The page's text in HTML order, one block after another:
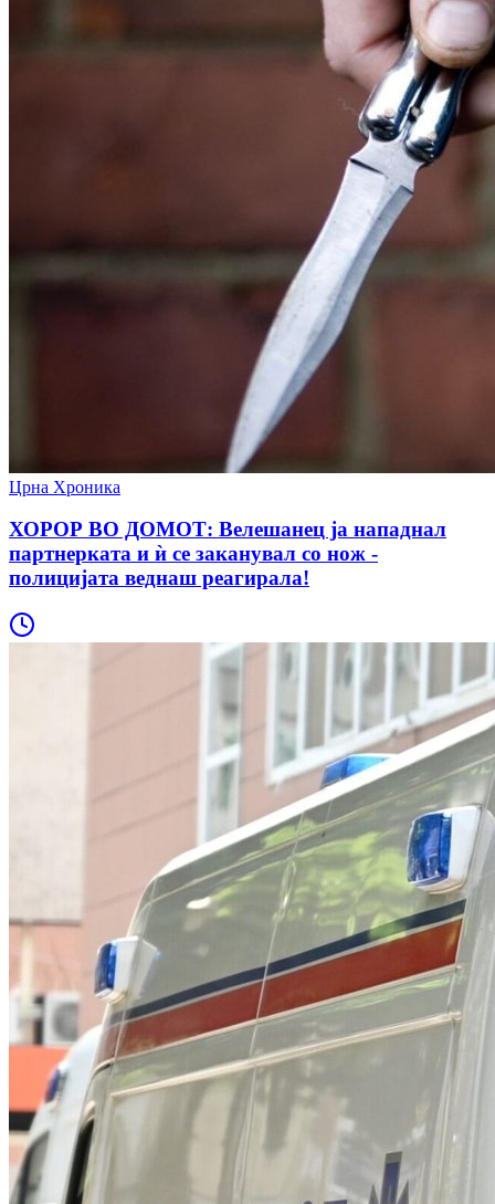
Црна Хроника
ХОРОР ВО ДОМОТ: Велешанец ја нападнал
партнерката и ѝ се заканувал со нож -
полицијата веднаш реагирала!